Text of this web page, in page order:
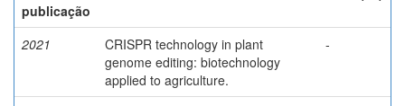
publicação
2021
CRISPR technology in plant
genome editing: biotechnology
applied to agriculture.
-